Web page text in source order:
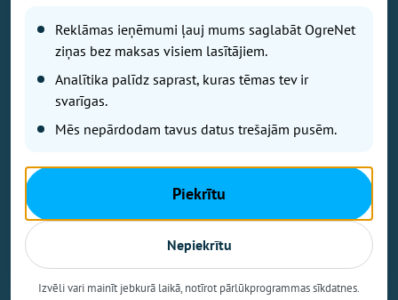
Izdevējs: SIA "Ogres Balss".
Juridiskā adrese: Lāčplēša iela 24
Ētikas kodeks
Autortiesības
Kontakti
Reklāma
Autortiesības © Ogrenet 2026.
Visas tiesības aizsargātas.
Reklāmas ieņēmumi ļauj mums saglabāt OgreNet
ziņas bez maksas visiem lasītājiem.
Analītika palīdz saprast, kuras tēmas tev ir
svarīgas.
Mēs nepārdodam tavus datus trešajām pusēm.
Piekrītu
Nepiekrītu
Izvēli vari mainīt jebkurā laikā, notīrot pārlūkprogrammas sīkdatnes.